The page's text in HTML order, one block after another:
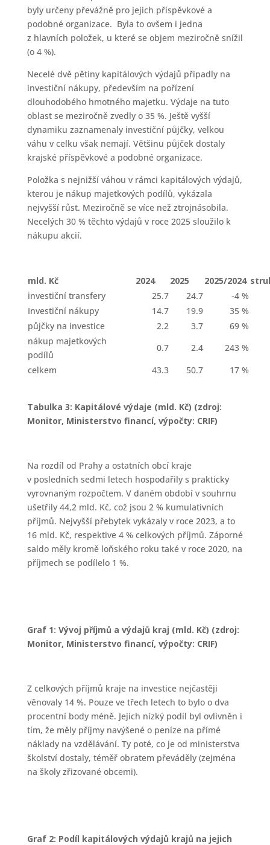
byly určeny převážně pro jejich příspěvkové a
podobné organizace. Byla to ovšem i jedna
z hlavních položek, u které se objem meziročně snížil
(o 4 %).
Necelé dvě pětiny kapitálových výdajů připadly na
investiční nákupy, především na pořízení
dlouhodobého hmotného majetku. Výdaje na tuto
oblast se meziročně zvedly o 35 %. Ještě vyšší
dynamiku zaznamenaly investiční půjčky, velkou
váhu v celku však nemají. Většinu půjček dostaly
krajské příspěvkové a podobné organizace.
Položka s nejnižší váhou v rámci kapitálových výdajů,
kterou je nákup majetkových podílů, vykázala
nejvyšší růst. Meziročně se více než ztrojnásobila.
Necelých 30 % těchto výdajů v roce 2025 sloužilo k
nákupu akcií.
mld. Kč 2024 2025 2025/2024
investiční transfery
25.7 24.7
-4 %
Investiční nákupy
14.7 19.9
35 %
půjčky na investice
2.2 3.7
69 %
nákup majetkových
podílů
0.7 2.4
243 %
celkem
43.3 50.7 17 %
Tabulka 3: Kapitálové výdaje (mld. Kč) (zdroj:
Monitor, Ministerstvo financí, výpočty: CRIF)
Na rozdíl od Prahy a ostatních obcí kraje
v posledních sedmi letech hospodařily s prakticky
vyrovnaným rozpočtem. V daném období v souhrnu
ušetřily 44,2 mld. Kč, což jsou 2 % kumulativních
příjmů. Nejvyšší přebytek vykázaly v roce 2023, a to
16 mld. Kč, respektive 4 % celkových příjmů. Záporné
saldo měly kromě loňského roku také v roce 2020, na
příjmech se podílelo 1 %.
Graf 1: Vývoj příjmů a výdajů kraj (mld. Kč) (zdroj:
Monitor, Ministerstvo financí, výpočty: CRIF)
Z celkových příjmů kraje na investice nejčastěji
věnovaly 14 %. Pouze ve třech letech to bylo o dva
procentní body méně. Jejich nízký podíl byl ovlivněn i
tím, že měly příjmy navýšené o peníze na přímé
náklady na vzdělávání. Ty poté, co je od ministerstva
školství dostaly, téměř obratem převáděly (zejména
na školy zřizované obcemi).
Graf 2: Podíl kapitálových výdajů krajů na jejich